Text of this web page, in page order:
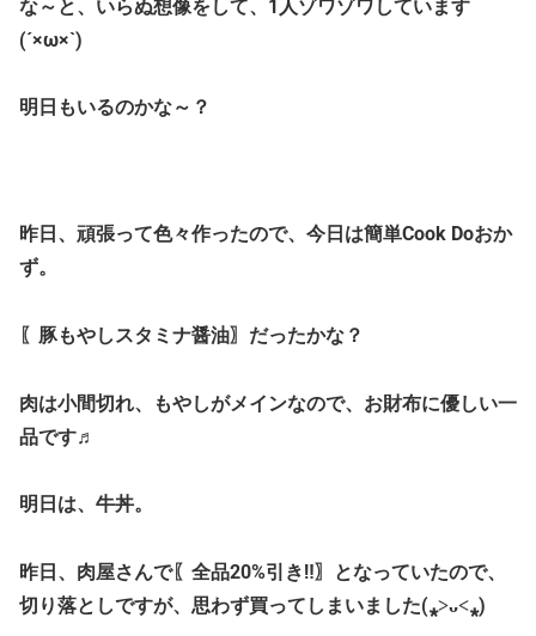
な～と、いらぬ想像をして、1人ゾワゾワしています
(´×ω×`)
明日もいるのかな～？
昨日、頑張って色々作ったので、今日は簡単Cook Doおか
ず。
〖豚もやしスタミナ醤油〗だったかな？
肉は小間切れ、もやしがメインなので、お財布に優しい一
品です♬
明日は、牛丼。
昨日、肉屋さんで〖全品20%引き‼〗となっていたので、
切り落としですが、思わず買ってしまいました(⁎˃ᴗ˂⁎)